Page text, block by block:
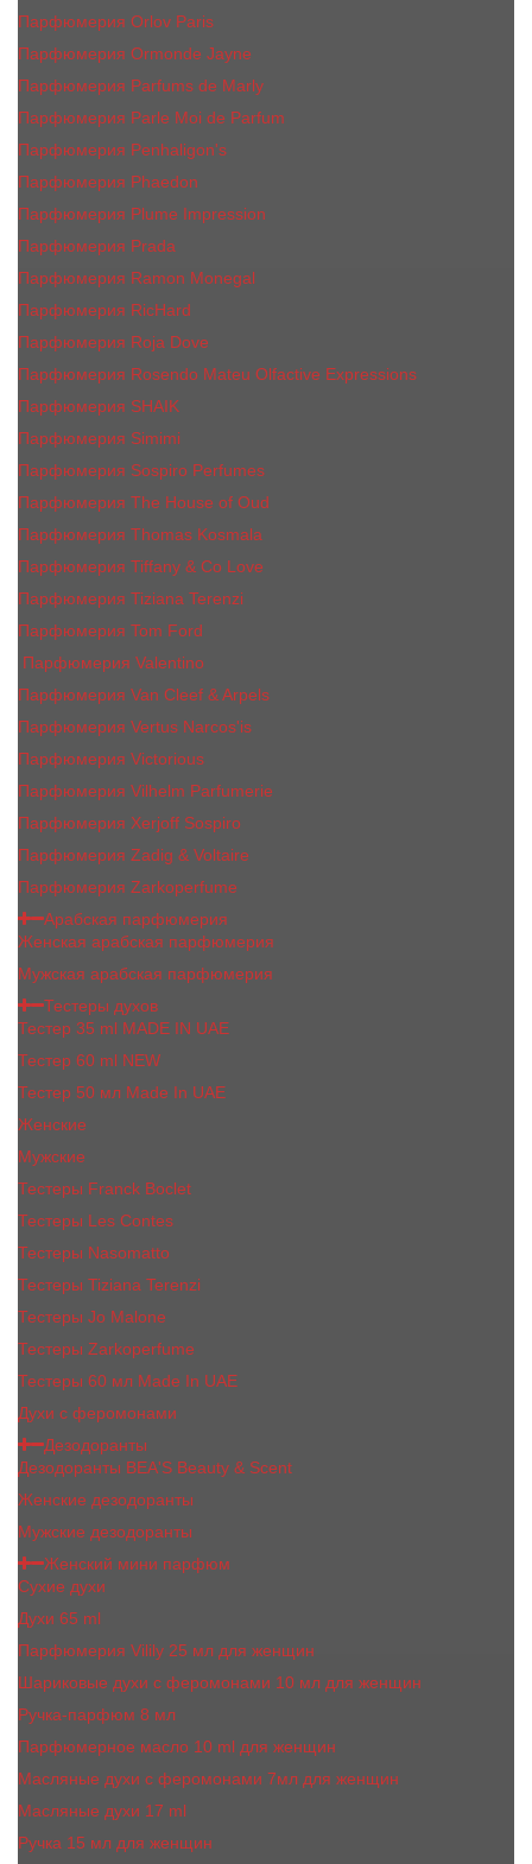
Парфюмерия Orlov Paris
Парфюмерия Ormonde Jayne
Парфюмерия Parfums de Marly
Парфюмерия Parle Moi de Parfum
Парфюмерия Penhaligon's
Парфюмерия Phaedon
Парфюмерия Plume Impression
Парфюмерия Prada
Парфюмерия Ramon Monegal
Парфюмерия RicHard
Парфюмерия Roja Dove
Парфюмерия Rosendo Mateu Olfactive Expressions
Парфюмерия SHAIK
Парфюмерия Simimi
Парфюмерия Sospiro Perfumes
Парфюмерия The House of Oud
Парфюмерия Thomas Kosmala
Парфюмерия Tiffany & Co Love
Парфюмерия Tiziana Terenzi
Парфюмерия Tom Ford
Парфюмерия Valentino
Парфюмерия Van Cleef & Arpels
Парфюмерия Vertus Narcos'is
Парфюмерия Victorious
Парфюмерия Vilhelm Parfumerie
Парфюмерия Xerjoff Sospiro
Парфюмерия Zadig & Voltaire
Парфюмерия Zarkoperfume
Арабская парфюмерия
Женская арабская парфюмерия
Мужская арабская парфюмерия
Тестеры духов
Тестер 35 ml MADE IN UAE
Тестер 60 ml NEW
Тестер 50 мл Made In UAE
Женские
Мужские
Тестеры Franck Boclet
Тестеры Les Contes
Тестеры Nasomatto
Тестеры Tiziana Terenzi
Тестеры Jо Malоnе
Тестеры Zarkoperfume
Тестеры 60 мл Made In UAE
Духи с феромонами
Дезодоранты
Дезодоранты BEA'S Beauty & Scent
Женские дезодоранты
Мужские дезодоранты
Женский мини парфюм
Сухие духи
Духи 65 ml
Парфюмерия Vilily 25 мл для женщин
Шариковые духи с феромонами 10 мл для женщин
Ручка-парфюм 8 мл
Парфюмерное масло 10 ml для женщин
Масляные духи c феромонами 7мл для женщин
Масляные духи 17 ml
Ручка 15 мл для женщин